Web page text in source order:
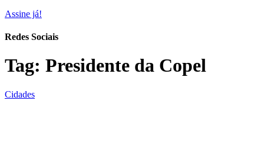
Assine já!
Redes Sociais
Tag: Presidente da Copel
Cidades